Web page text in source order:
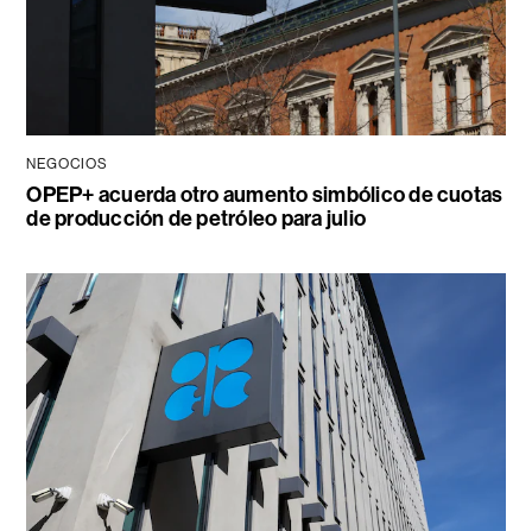
NEGOCIOS
OPEP+ acuerda otro aumento simbólico de cuotas
de producción de petróleo para julio